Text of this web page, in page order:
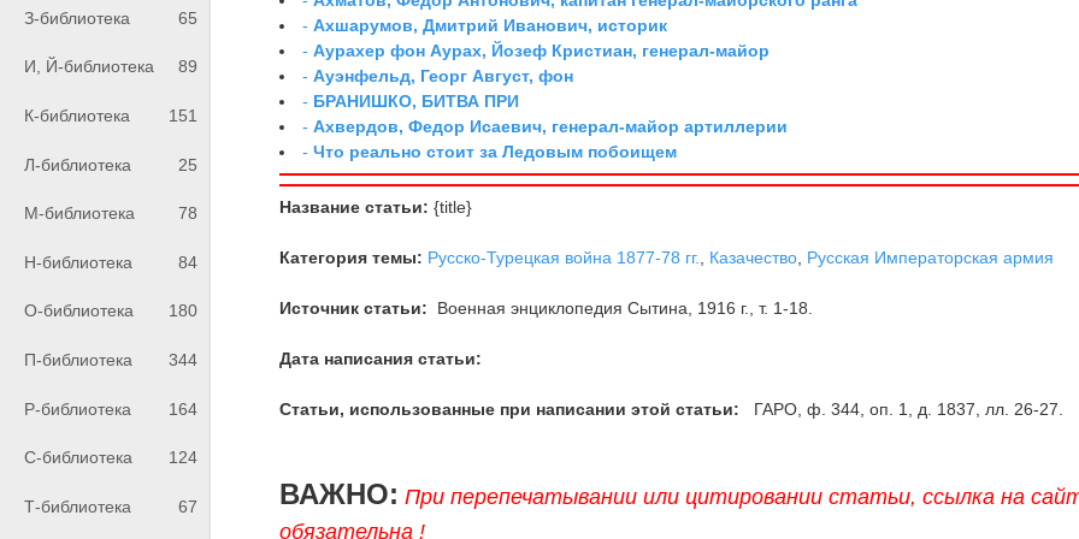
З-библиотека 65
И, Й-библиотека 89
К-библиотека 151
Л-библиотека 25
М-библиотека 78
Н-библиотека 84
О-библиотека 180
П-библиотека 344
Р-библиотека 164
С-библиотека 124
Т-библиотека 67
-Ахшарумов, Дмитрий Иванович, историк
-Аурахер фон Аурах, Йозеф Кристиан, генерал-майор
-Ауэнфельд, Георг Август, фон
- БРАНИШКО, БИТВА ПРИ
-Ахвердов, Федор Исаевич, генерал-майор артиллерии
-Что реально стоит за Ледовым побоищем
Название статьи: {title}
Категория темы: Русско-Турецкая война 1877-78 гг. Казачество Русская Императорская армия
Источник статьи: Военная энциклопедия Сытина, 1916 г., т. 1-18.
Дата написания статьи:
Статьи, использованные при написании этой статьи: ГАРО, ф. 344, оп. 1, д. 1837, лл. 26-27.
ВАЖНО: При перепечатывании или цитировании статьи, ссылка на
обязательна !